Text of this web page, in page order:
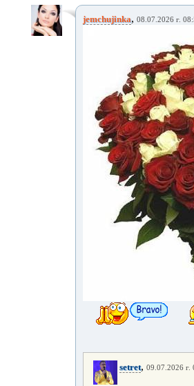
jemchujinka, 08.07.2026 г.
setret, 09.07.2026 г.